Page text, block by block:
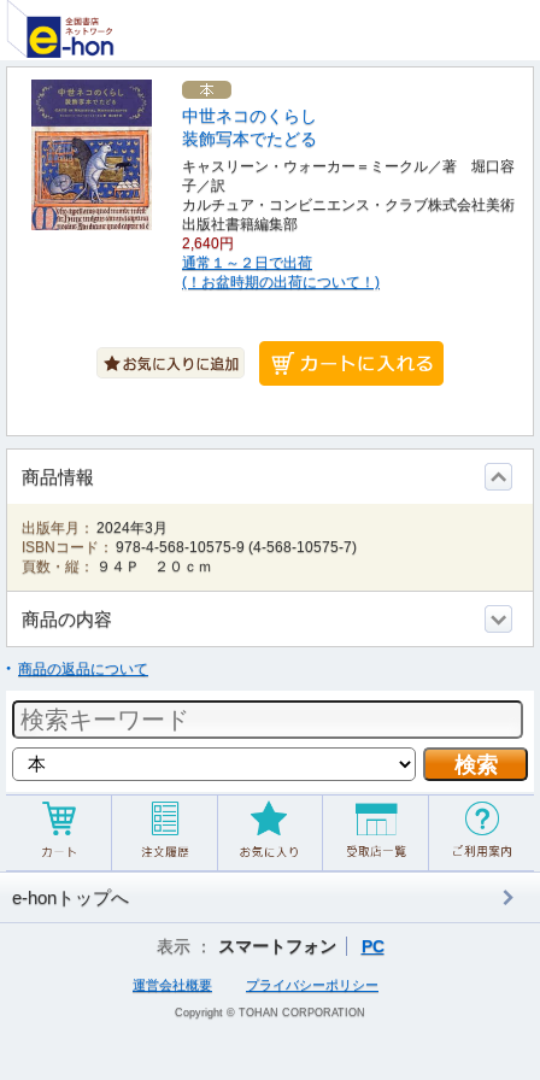
中世ネコのくらし
装飾写本でたどる
キャスリーン・ウォーカー＝ミークル／著 堀口容
子／訳
カルチュア・コンビニエンス・クラブ株式会社美術
出版社書籍編集部
2,640円
通常１～２日で出荷
(！お盆時期の出荷について！)
商品情報
出版年月： 2024年3月
ISBNコード： 978-4-568-10575-9 (4-568-10575-7)
頁数・縦：
９４Ｐ ２０ｃｍ
商品の内容
商品の返品について
e-honトップへ
表示 ： スマートフォン PC
運営会社概要 プライバシーポリシー
Copyright © TOHAN CORPORATION